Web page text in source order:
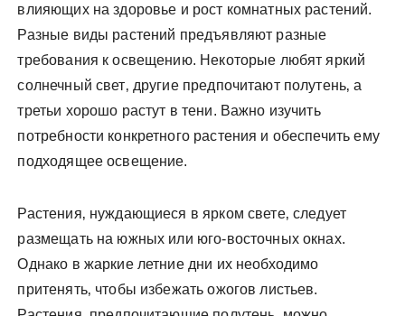
влияющих на здоровье и рост комнатных растений.
Разные виды растений предъявляют разные
требования к освещению. Некоторые любят яркий
солнечный свет‚ другие предпочитают полутень‚ а
третьи хорошо растут в тени. Важно изучить
потребности конкретного растения и обеспечить ему
подходящее освещение.
Растения‚ нуждающиеся в ярком свете‚ следует
размещать на южных или юго-восточных окнах.
Однако в жаркие летние дни их необходимо
притенять‚ чтобы избежать ожогов листьев.